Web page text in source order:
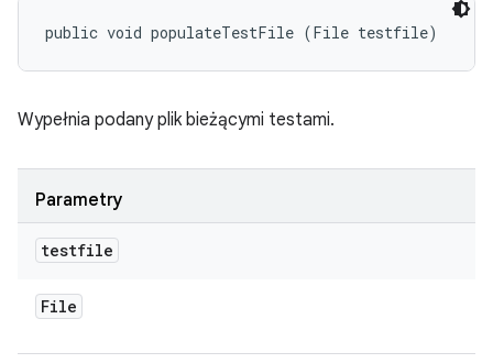
public void populateTestFile (File testfile)
Wypełnia podany plik bieżącymi testami.
Parametry
testfile
File